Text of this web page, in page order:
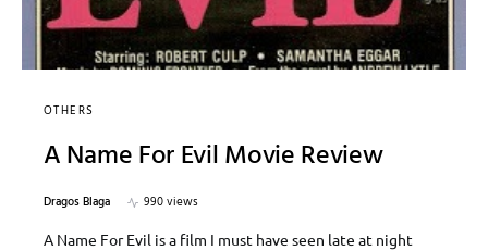
OTHERS
A Name For Evil Movie Review
Dragos Blaga
990 views
A Name For Evil is a film I must have seen late at night